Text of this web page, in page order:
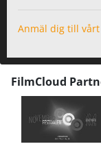
Anmäl dig till
FilmCloud